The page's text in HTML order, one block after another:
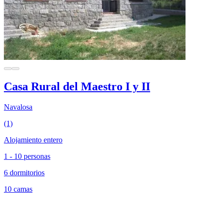
Casa Rural del Maestro I y II
Navalosa
(1)
Alojamiento entero
1 - 10 personas
6 dormitorios
10 camas